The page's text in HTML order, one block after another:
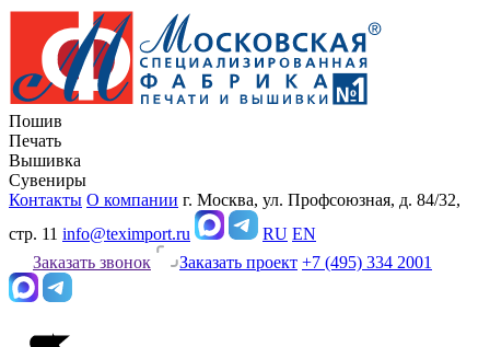
Пошив
Печать
Вышивка
Сувениры
Контакты О компании г. Москва, ул. Профсоюзная, д. 84/32,
стр. 11 info@teximport.ru RU EN
Заказать звонок
Заказать проект +7 (495) 334 2001